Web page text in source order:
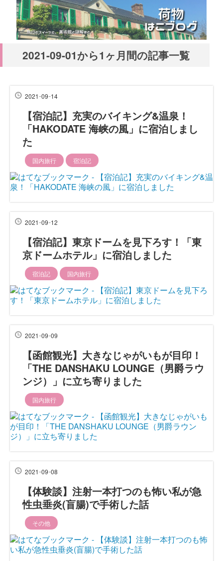
2021-09-01から1ヶ月間の記事一覧
2021-09-14
【宿泊記】充実のバイキング&温泉！
「HAKODATE 海峡の風」に宿泊しまし
た
国内旅行 宿泊記
2021-09-12
【宿泊記】東京ドームを見下ろす！「東
京ドームホテル」に宿泊しました
宿泊記 国内旅行
2021-09-09
【函館観光】大きなじゃがいもが目印！
「THE DANSHAKU LOUNGE（男爵ラウ
ンジ）」に立ち寄りました
国内旅行
2021-09-08
【体験談】注射一本打つのも怖い私が急
性虫垂炎(盲腸)で手術した話
その他